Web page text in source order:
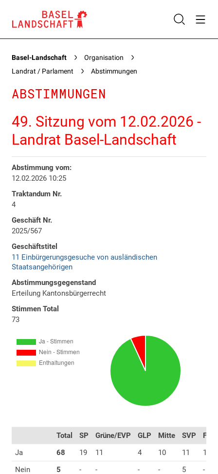
Basel-Landschaft
Organisation
Landrat / Parlament
Abstimmungen
ABSTIMMUNGEN